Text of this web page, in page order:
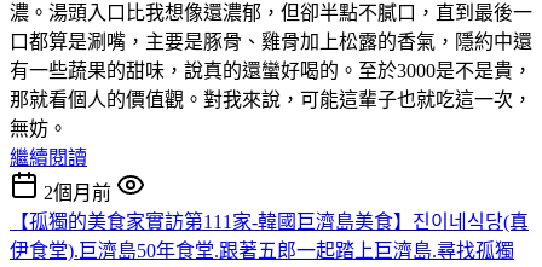
濃。湯頭入口比我想像還濃郁，但卻半點不膩口，直到最後一
口都算是涮嘴，主要是豚骨、雞骨加上松露的香氣，隱約中還
有一些蔬果的甜味，說真的還蠻好喝的。至於3000是不是貴，
那就看個人的價值觀。對我來說，可能這輩子也就吃這一次，
無妨。
繼續閱讀
2個月前
【孤獨的美食家實訪第111家-韓國巨濟島美食】진이네식당(真
伊食堂).巨濟島50年食堂.跟著五郎一起踏上巨濟島.尋找孤獨